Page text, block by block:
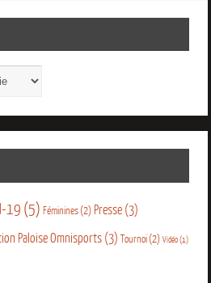
19 (5) Féminines(2) Presse(3)
Paloise Omnisports(3) Tournoi(2) Vidéo(1)